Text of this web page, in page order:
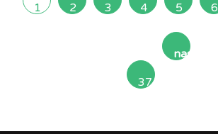
1 2 3 4 5 6
37
następna